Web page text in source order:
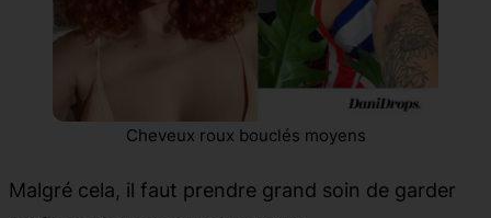
Cheveux roux bouclés moyens
Malgré cela, il faut prendre grand soin de garder